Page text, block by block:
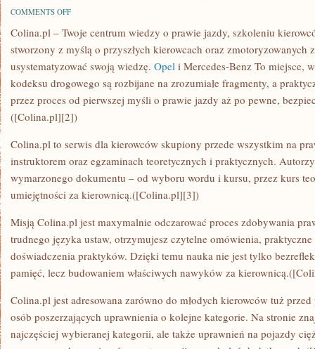
COMMENTS OFFON
I
PERSONALIZACJA
I
KIA
Colina.pl – Twoje centrum wiedzy o prawie jazdy, szkoleniu
stworzony z myślą o przyszłych kierowcach oraz zmotoryzowanych
usystematyzować swoją wiedzę. Opel i Mercedes-Benz To miejsce,
kodeksu drogowego są rozbijane na zrozumiałe fragmenty, a
przez proces od pierwszej myśli o prawie jazdy aż po pewne,
([Colina.pl][2])
Colina.pl to serwis dla kierowców skupiony przede wszystkim na
instruktorem oraz egzaminach teoretycznych i praktycznych.
wymarzonego dokumentu – od wyboru wordu i kursu, przez kurs
umiejętności za kierownicą.([Colina.pl][3])
Misją Colina.pl jest maxymalnie odczarować proces zdobywania
trudnego języka ustaw, otrzymujesz czytelne omówienia, praktyczne
doświadczenia praktyków. Dzięki temu nauka nie jest tylko
pamięć, lecz budowaniem właściwych nawyków za
Colina.pl jest adresowana zarówno do młodych kierowców tuż
osób poszerzających uprawnienia o kolejne kategorie. Na stronie
najczęściej wybieranej kategorii, ale także uprawnień na pojazdy